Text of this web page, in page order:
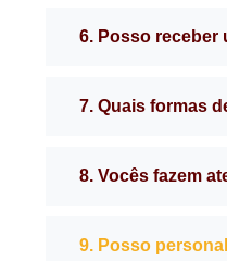
6. Posso receber
7. Quais formas
8. Vocês fazem
9. Posso